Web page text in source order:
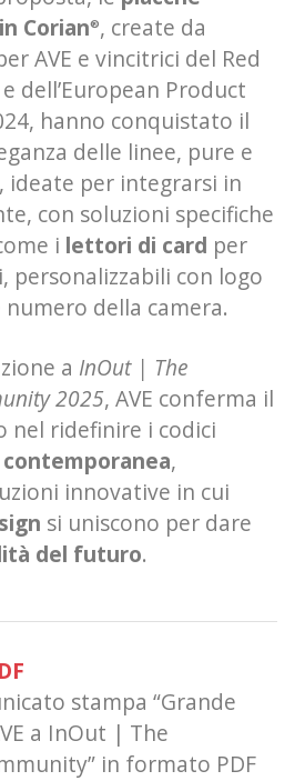
Corian®, create da
AVE e vincitrici del Red
dell’European Product
hanno conquistato il
delle linee, pure e
ideate per integrarsi in
con soluzioni specifiche
i lettori di card per
personalizzabili con logo
della camera.
a InOut | The
2025, AVE conferma il
nel ridefinire i codici
,
innovative in cui
si uniscono per dare
del futuro.
stampa “Grande
a InOut | The
in formato PDF